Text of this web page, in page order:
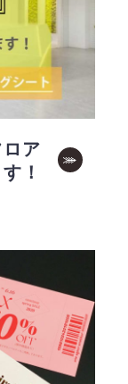
ア
！